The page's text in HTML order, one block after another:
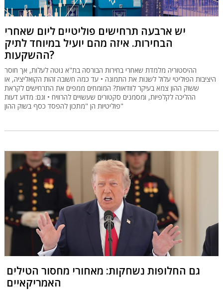
יש ארבעה תרחישים פוליטיים ליום שאחרי
הבחירות. איזה מהם יועיל במיוחד לתיק
ההשקעות?
ההיסטוריה מלמדת שאחרי בחירות הבורסה בת"א נוטה לעלות, אך חוסר
היציבות הפוליטי עלול לשנות את התמונה • עד כמה חשובה זהות הקואליציה, או
ששוק ההון צמא בעיקר לוודאות? המומחים ממפים את התרחישים לקראת
ההליכה לקלפיות, ומסמנים סקטורים שעשויים להרוויח • וגם: מדוע דעות
פוליטיות הן "מתכון להפסד כסף בשוק ההון"
גם החלופות נשחקות: מאחורי מחסור הטילים
האמריקאיים